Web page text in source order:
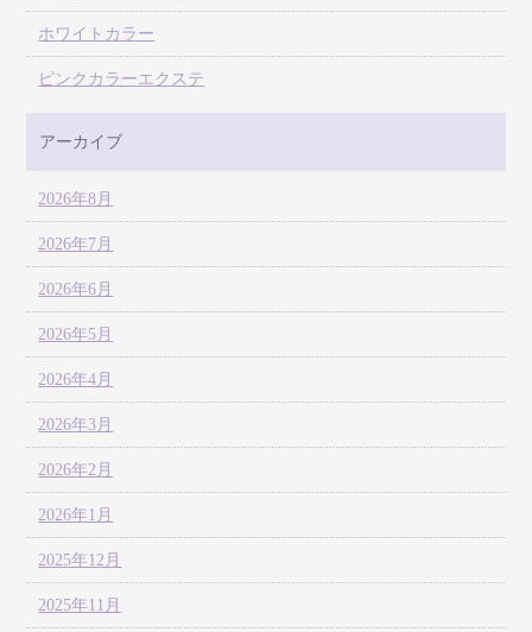
ホワイトカラー
ピンクカラーエクステ
アーカイブ
2026年8月
2026年7月
2026年6月
2026年5月
2026年4月
2026年3月
2026年2月
2026年1月
2025年12月
2025年11月